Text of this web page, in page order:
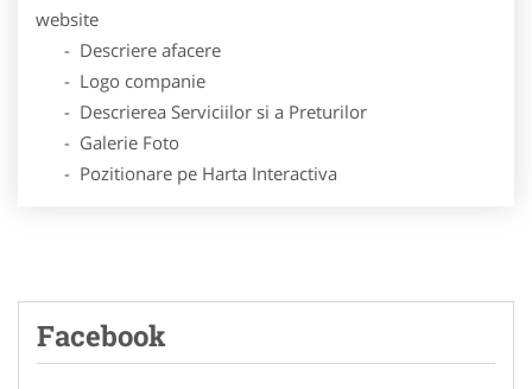
website
- Descriere afacere
- Logo companie
- Descrierea Serviciilor si a Preturilor
- Galerie Foto
- Pozitionare pe Harta Interactiva
Facebook